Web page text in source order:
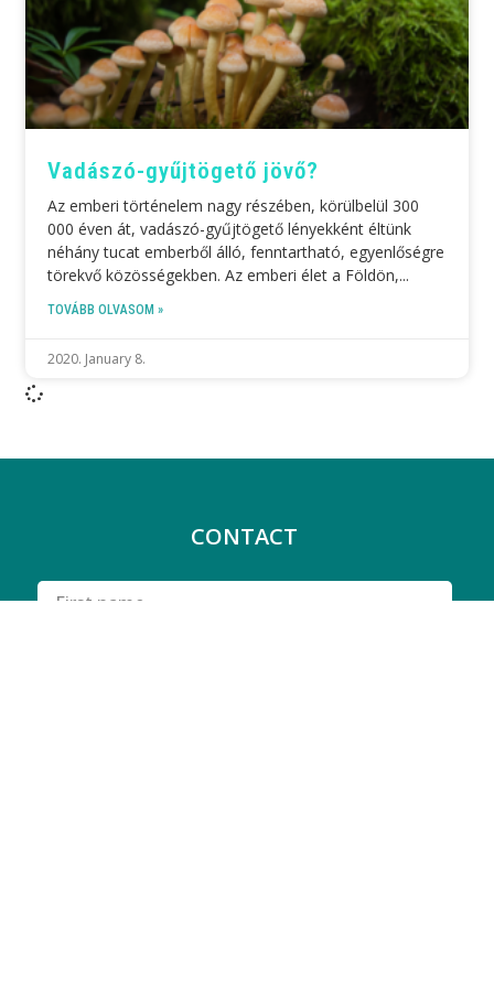
Vadászó-gyűjtögető jövő?
Az emberi történelem nagy részében, körülbelül 300
000 éven át, vadászó-gyűjtögető lényekként éltünk
néhány tucat emberből álló, fenntartható, egyenlőségre
törekvő közösségekben. Az emberi élet a Földön,
TOVÁBB OLVASOM »
2020. January 8.
CONTACT